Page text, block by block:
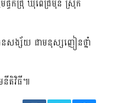
ផ្ចឹកជ្រុំ ឃុំពេជ្រមុនី ស្រុក
សង្ស័យ ជាមនុស្សញៀនថ្នាំ
នីតិវិធី៕